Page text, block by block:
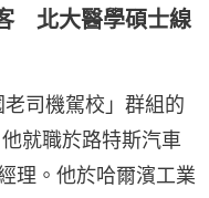
北大醫學碩士線
司機駕校」群組的
就職於路特斯汽車
理。他於哈爾濱工業